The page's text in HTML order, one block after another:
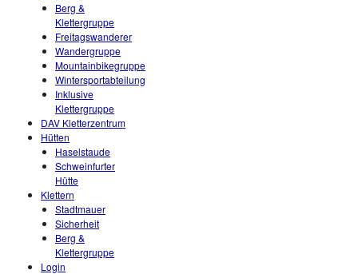
Berg &
Klettergruppe
Freitagswanderer
Wandergruppe
Mountainbikegruppe
Wintersportabteilung
Inklusive
Klettergruppe
DAV Kletterzentrum
Hütten
Haselstaude
Schweinfurter
Hütte
Klettern
Stadtmauer
Sicherheit
Berg &
Klettergruppe
Login